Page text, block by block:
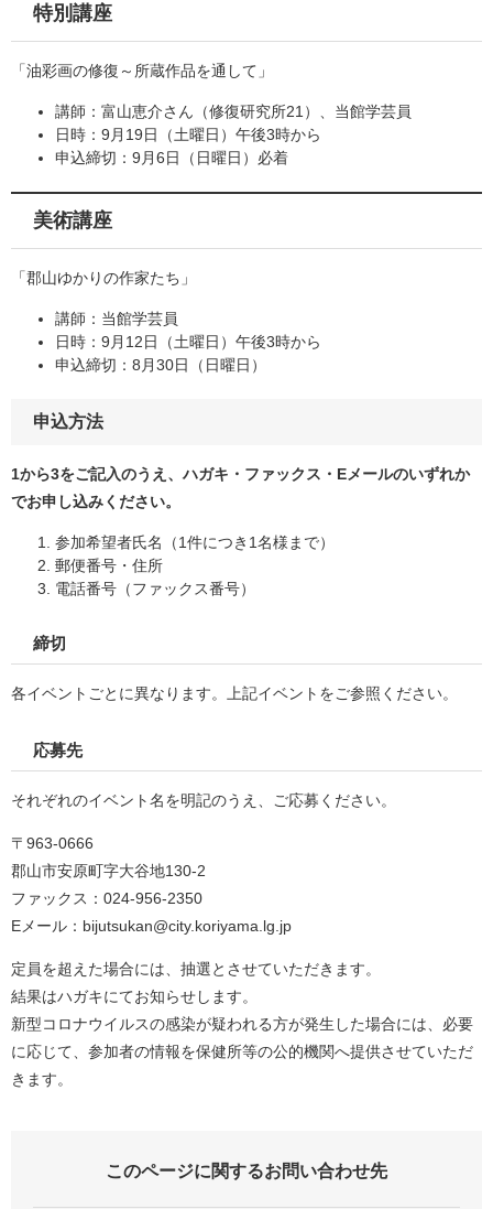
特別講座
「油彩画の修復～所蔵作品を通して」
講師：富山恵介さん（修復研究所21）、当館学芸員
日時：9月19日（土曜日）午後3時から
申込締切：9月6日（日曜日）必着
美術講座
「郡山ゆかりの作家たち」
講師：当館学芸員
日時：9月12日（土曜日）午後3時から
申込締切：8月30日（日曜日）
申込方法
1から3をご記入のうえ、ハガキ・ファックス・Eメールのいずれか
でお申し込みください。
参加希望者氏名（1件につき1名様まで）
郵便番号・住所
電話番号（ファックス番号）
締切
各イベントごとに異なります。上記イベントをご参照ください。
応募先
それぞれのイベント名を明記のうえ、ご応募ください。
〒963-0666
郡山市安原町字大谷地130-2
ファックス：024-956-2350
Eメール：bijutsukan@city.koriyama.lg.jp
定員を超えた場合には、抽選とさせていただきます。
結果はハガキにてお知らせします。
新型コロナウイルスの感染が疑われる方が発生した場合には、必要
に応じて、参加者の情報を保健所等の公的機関へ提供させていただ
きます。
このページに関するお問い合わせ先